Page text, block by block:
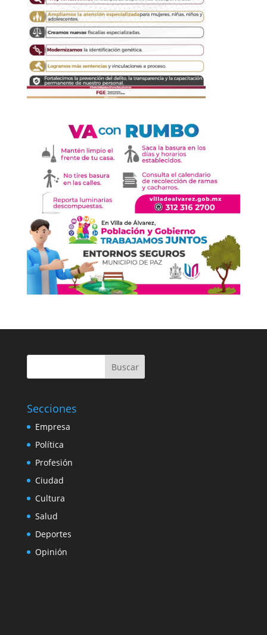
Buscar
Secciones
Empresa
Política
Profesión
Ciudad
Cultura
Salud
Deportes
Opinión